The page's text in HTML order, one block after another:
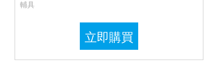
輔具
立即購買